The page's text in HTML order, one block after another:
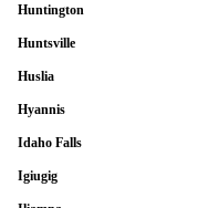
Huntington
Huntsville
Huslia
Hyannis
Idaho Falls
Igiugig